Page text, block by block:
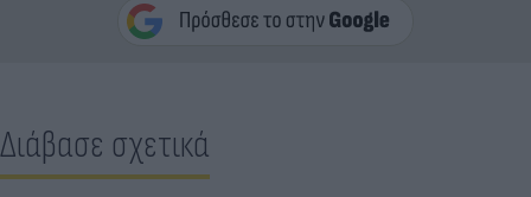
Διάβασε σχετικά